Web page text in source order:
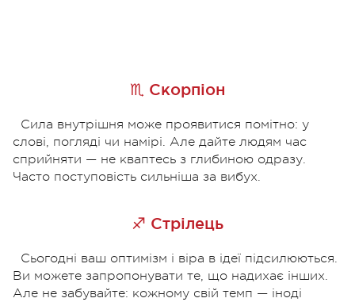
♏ Скорпіон
Сила внутрішня може проявитися помітно: у
слові, погляді чи намірі. Але дайте людям час
сприйняти — не кваптесь з глибиною одразу.
Часто поступовість сильніша за вибух.
♐ Стрілець
Сьогодні ваш оптимізм і віра в ідеї підсилюються.
Ви можете запропонувати те, що надихає інших.
Але не забувайте: кожному свій темп — іноді